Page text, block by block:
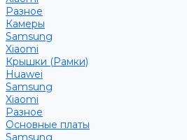
Разное
Камеры
Samsung
Xiaomi
Крышки (Рамки)
Huawei
Samsung
Xiaomi
Разное
Основные платы
Samsung